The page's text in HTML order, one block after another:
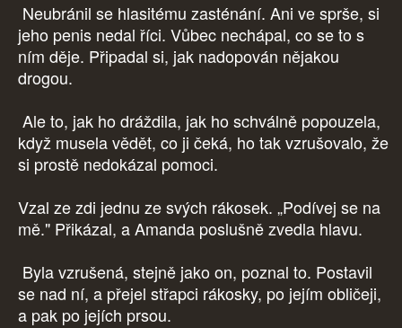
Neubránil se hlasitému zasténání. Ani ve sprše, si
jeho penis nedal říci. Vůbec nechápal, co se to s
ním děje. Připadal si, jak nadopován nějakou
drogou.
Ale to, jak ho dráždila, jak ho schválně popouzela,
když musela vědět, co ji čeká, ho tak vzrušovalo, že
si prostě nedokázal pomoci.
Vzal ze zdi jednu ze svých rákosek. „Podívej se na
mě." Přikázal, a Amanda poslušně zvedla hlavu.
Byla vzrušená, stejně jako on, poznal to. Postavil
se nad ní, a přejel střapci rákosky, po jejím obličeji,
a pak po jejích prsou.